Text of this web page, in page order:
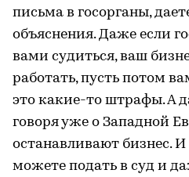
письма в госорганы,
объяснения. Даже если
вами судиться, ваш
работать, пусть потом
это какие-то штрафы. А
говоря уже о Западной
останавливают бизнес.
можете подать в суд и